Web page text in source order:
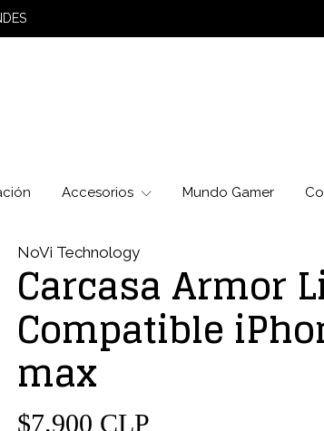
Accesorios Mundo Gamer
NoVi Technology
Carcasa Armor
Compatible
max
$7.900 CLP